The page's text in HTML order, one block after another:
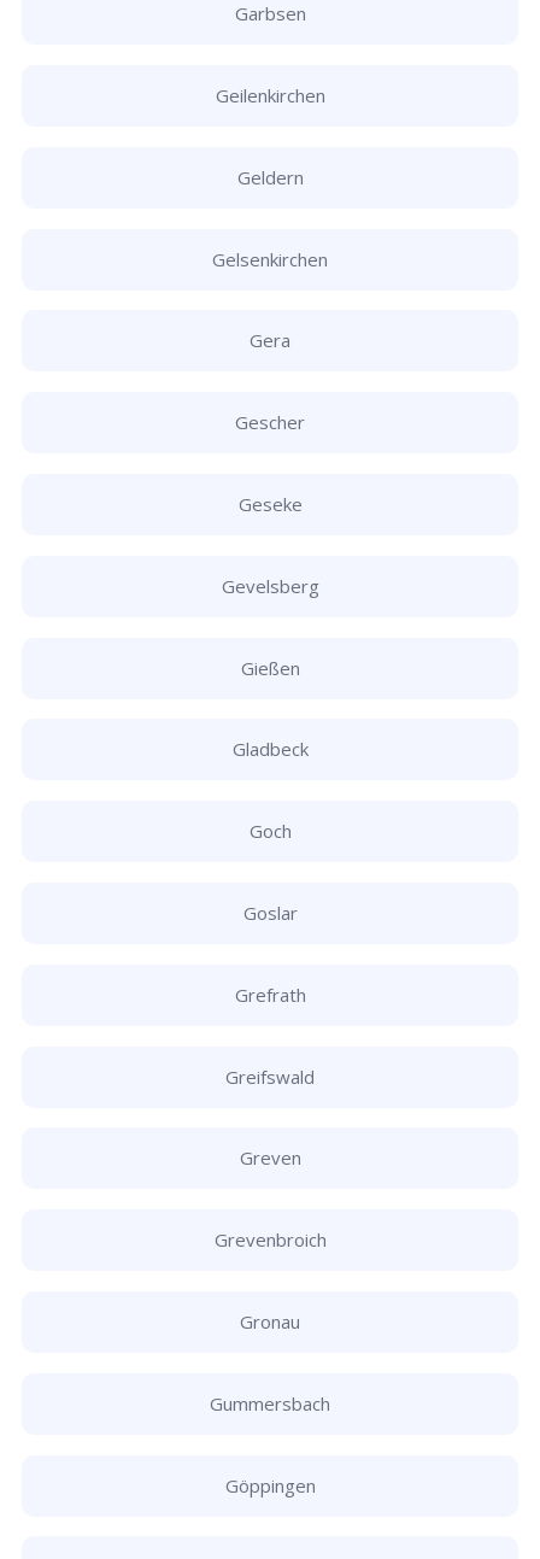
Garbsen
Geilenkirchen
Geldern
Gelsenkirchen
Gera
Gescher
Geseke
Gevelsberg
Gießen
Gladbeck
Goch
Goslar
Grefrath
Greifswald
Greven
Grevenbroich
Gronau
Gummersbach
Göppingen